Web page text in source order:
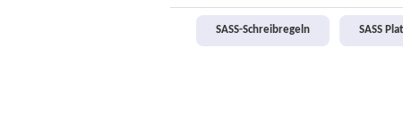
SASS-Schreibregeln SASS